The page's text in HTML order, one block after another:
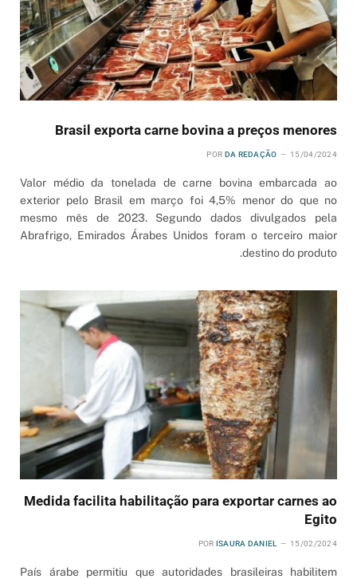
Brasil exporta carne bovina a preços menores
POR DA REDAÇÃO 15/04/2024
Valor médio da tonelada de carne bovina embarcada ao
exterior pelo Brasil em março foi 4,5% menor do que no
mesmo mês de 2023. Segundo dados divulgados pela
Abrafrigo, Emirados Árabes Unidos foram o terceiro maior
destino do produto.
Medida facilita habilitação para exportar carnes ao
Egito
POR ISAURA DANIEL 15/02/2024
País árabe permitiu que autoridades brasileiras habilitem